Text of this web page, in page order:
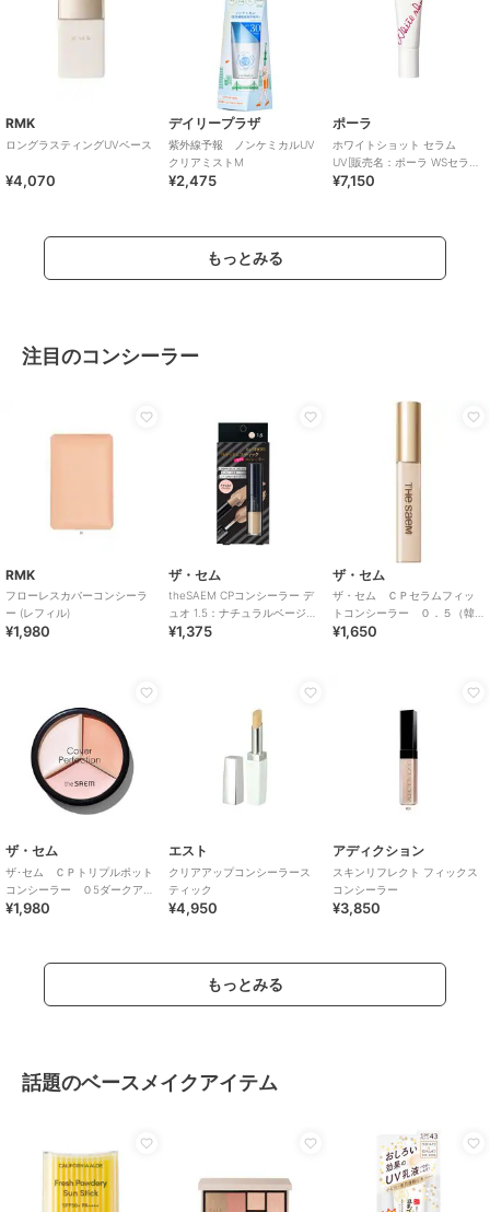
RMK
ロングラスティングUVベース
¥4,070
デイリープラザ
紫外線予報 ノンケミカルUV
クリアミストM
¥2,475
ポーラ
ホワイトショット セラム
UV[販売名：ポーラ WSセラム
UV][医薬部外品]
¥7,150
もっとみる
注目のコンシーラー
RMK
フローレスカバーコンシーラ
ー (レフィル)
¥1,980
ザ・セム
theSAEM CPコンシーラー デ
ュオ 1.5：ナチュラルベージュ
(韓国コスメ)
¥1,375
ザ・セム
ザ・セム ＣＰセラムフィッ
トコンシーラー ０．５（韓
国コスメ）
¥1,650
ザ・セム
ザ･セム ＣＰトリプルポット
コンシーラー ０5ダークアッ
プベージュ
¥1,980
エスト
クリアアップコンシーラース
ティック
¥4,950
アディクション
スキンリフレクト フィックス
コンシーラー
¥3,850
もっとみる
話題のベースメイクアイテム